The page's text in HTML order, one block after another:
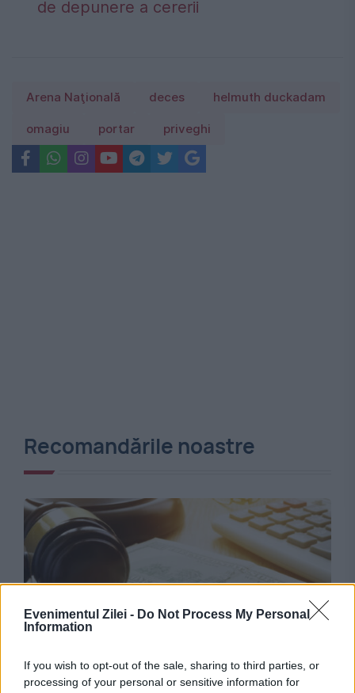
Evenimentul Zilei - Do Not Process My Personal
Information
If you wish to opt-out of the sale, sharing to third parties, or
processing of your personal or sensitive information for
de depunere a cererii
Arena Naţională deces helmuth duckadam
omagiu portar priveghi
Recomandările noastre